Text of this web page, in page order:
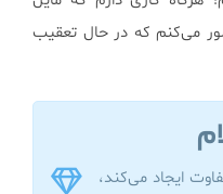
می‌كنم كه در حال تعقیب
ایجاد می‌كند،